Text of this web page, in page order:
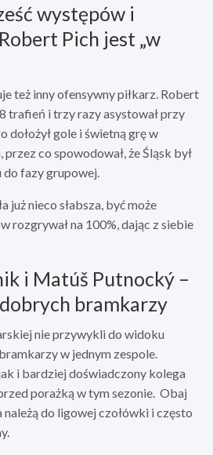
występów i
Pich jest „w
też inny ofensywny piłkarz. Robert
trafień i trzy razy asystował przy
dołożył gole i świetną grę w
co spowodował, że Śląsk był
do fazy grupowej.
już nieco słabsza, być może
rozgrywał na 100%, dając z siebie
i Matúš Putnocký –
bramkarzy
nie przywykli do widoku
w jednym zespole.
i bardziej doświadczony kolega
porażką w tym sezonie. Obaj
do ligowej czołówki i często